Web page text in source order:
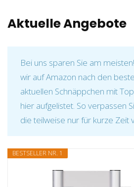
Aktuelle Angebote
Bei uns sparen Sie am
wir auf Amazon nach den
aktuellen Schnäppchen mit
hier aufgelistet. So verpassen
die teilweise nur für kurze Zeit
BESTSELLER NR. 1